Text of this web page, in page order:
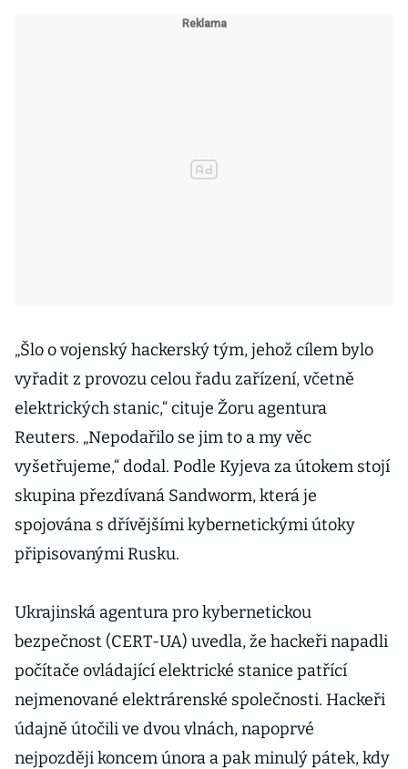
„Šlo o vojenský hackerský tým, jehož cílem bylo
vyřadit z provozu celou řadu zařízení, včetně
elektrických stanic,“ cituje Žoru agentura
Reuters. „Nepodařilo se jim to a my věc
vyšetřujeme,“ dodal. Podle Kyjeva za útokem stojí
skupina přezdívaná Sandworm, která je
spojována s dřívějšími kybernetickými útoky
připisovanými Rusku.
Ukrajinská agentura pro kybernetickou
bezpečnost (CERT-UA) uvedla, že hackeři napadli
počítače ovládající elektrické stanice patřící
nejmenované elektrárenské společnosti. Hackeři
údajně útočili ve dvou vlnách, napoprvé
nejpozději koncem února a pak minulý pátek, kdy